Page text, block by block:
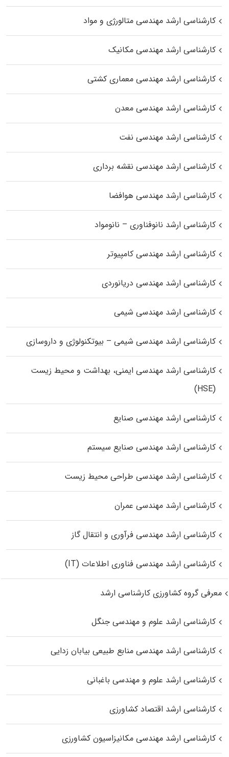
کارشناسی ارشد مهندسی متالورژی و مواد
کارشناسی ارشد مهندسی مکانیک
کارشناسی ارشد مهندسی معماری کشتی
کارشناسی ارشد مهندسی معدن
کارشناسی ارشد مهندسی نفت
کارشناسی ارشد مهندسی نقشه برداری
کارشناسی ارشد مهندسی هوافضا
کارشناسی ارشد نانوفناوری – نانومواد
کارشناسی ارشد مهندسی کامپیوتر
کارشناسی ارشد مهندسی دریانوردی
کارشناسی ارشد مهندسی شیمی
کارشناسی ارشد مهندسی شیمی – بیوتکنولوژی و داروسازی
کارشناسی ارشد مهندسی ایمنی، بهداشت و محیط زیست
(HSE)
کارشناسی ارشد مهندسی صنایع
کارشناسی ارشد مهندسی صنایع سیستم
کارشناسی ارشد مهندسی طراحی محیط زیست
کارشناسی ارشد مهندسی عمران
کارشناسی ارشد مهندسی فرآوری و انتقال گاز
کارشناسی ارشد مهندسی فناوری اطلاعات (IT)
معرفی گروه کشاورزی کارشناسی ارشد
کارشناسی ارشد علوم و مهندسی جنگل
کارشناسی ارشد مهندسی منابع طبیعی بیابان زدایی
کارشناسی ارشد علوم و مهندسی باغبانی
کارشناسی ارشد اقتصاد کشاورزی
کارشناسی ارشد مهندسی مکانیزاسیون کشاورزی